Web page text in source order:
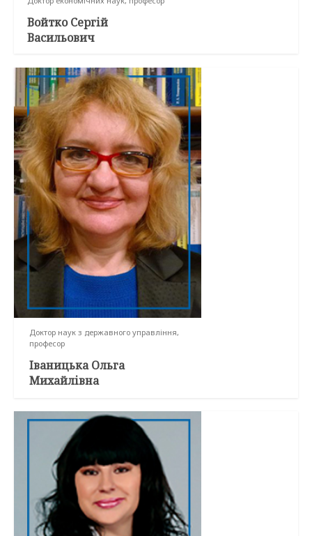
Войтко Сергій
Васильович
Доктор наук з державного управління,
професор
Іваницька Ольга
Михайлівна